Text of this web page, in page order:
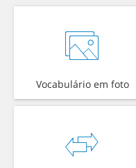
Vocabulário em foto